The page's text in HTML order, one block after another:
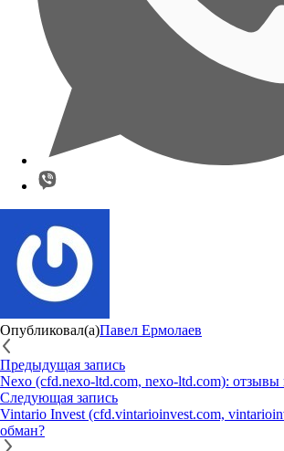
Опубликовал(а)Павел Ермолаев
Предыдущая запись
Nexo (cfd.nexo-ltd.com, nexo-ltd.com): отзывы
Следующая запись
Vintario Invest (cfd.vintarioinvest.com,
обман?